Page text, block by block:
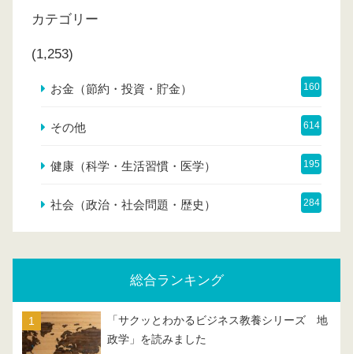
カテゴリー
(1,253)
お金（節約・投資・貯金） 160
その他 614
健康（科学・生活習慣・医学） 195
社会（政治・社会問題・歴史） 284
総合ランキング
「サクッとわかるビジネス教養シリーズ 地
政学」を読みました